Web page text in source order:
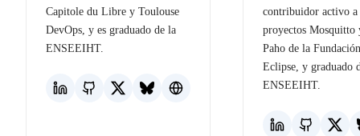
Capitole du Libre y Toulouse
DevOps, y es graduado de la
ENSEEIHT.
contribuidor activo a
proyectos Mosquitto
Paho de la Fundación
Eclipse, y graduado
ENSEEIHT.